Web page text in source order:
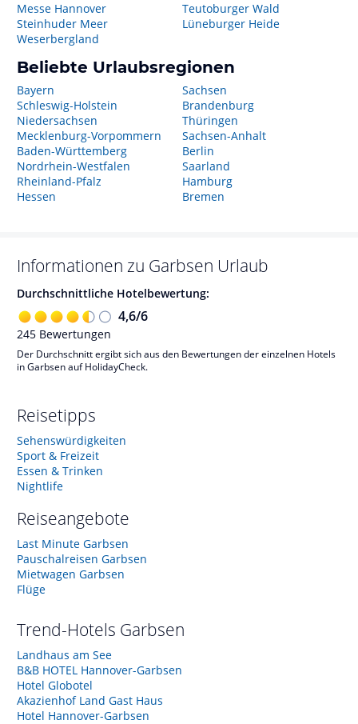
Messe Hannover
Steinhuder Meer
Weserbergland
Teutoburger Wald
Lüneburger Heide
Beliebte Urlaubsregionen
Bayern
Schleswig-Holstein
Niedersachsen
Mecklenburg-Vorpommern
Baden-Württemberg
Nordrhein-Westfalen
Rheinland-Pfalz
Hessen
Sachsen
Brandenburg
Thüringen
Sachsen-Anhalt
Berlin
Saarland
Hamburg
Bremen
Informationen zu Garbsen Urlaub
Durchschnittliche Hotelbewertung:
4,6/6
245 Bewertungen
Der Durchschnitt ergibt sich aus den Bewertungen der einzelnen Hotels
in Garbsen auf HolidayCheck.
Reisetipps
Sehenswürdigkeiten
Sport & Freizeit
Essen & Trinken
Nightlife
Reiseangebote
Last Minute Garbsen
Pauschalreisen Garbsen
Mietwagen Garbsen
Flüge
Trend-Hotels Garbsen
Landhaus am See
B&B HOTEL Hannover-Garbsen
Hotel Globotel
Akazienhof Land Gast Haus
Hotel Hannover-Garbsen